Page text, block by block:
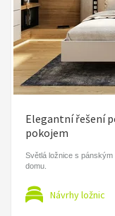
Elegantní řešení
pokojem
Světlá ložnice s
domu.
Návrhy ložnic